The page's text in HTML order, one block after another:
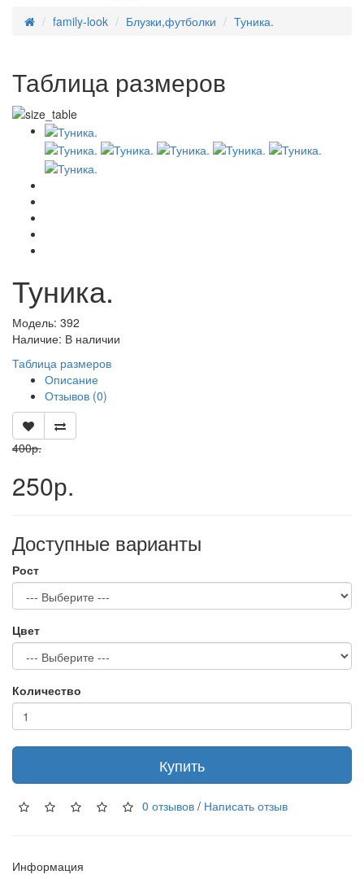
family-look
Блузки,футболки Туника.
Таблица размеров
Туника.
Модель: 392
Наличие: В наличии
Таблица размеров
Описание
Отзывов (0)
400р.
250р.
Доступные варианты
Рост
Цвет
Количество
Купить
0 отзывов / Написать отзыв
Информация